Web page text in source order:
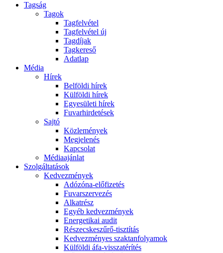
Tagság
Tagok
Tagfelvétel
Tagfelvétel új
Tagdíjak
Tagkereső
Adatlap
Média
Hírek
Belföldi hírek
Külföldi hírek
Egyesületi hírek
Fuvarhirdetések
Sajtó
Közlemények
Megjelenés
Kapcsolat
Médiaajánlat
Szolgáltatások
Kedvezmények
Adózóna-előfizetés
Fuvarszervezés
Alkatrész
Egyéb kedvezmények
Energetikai audit
Részecskeszűrő-tisztítás
Kedvezményes szaktanfolyamok
Külföldi áfa-visszatérítés